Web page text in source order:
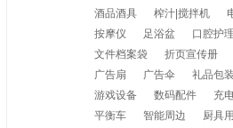
酒品酒具
榨汁|搅拌机
按摩仪
足浴盆 口腔护理
文件档案袋
折页宣传册
广告扇
广告伞 礼品包装
游戏设备
数码配件 充
平衡车
智能周边 厨具